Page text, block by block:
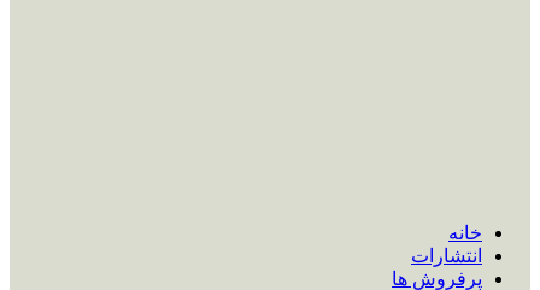
خانه
انتشارات
پرفروش ها